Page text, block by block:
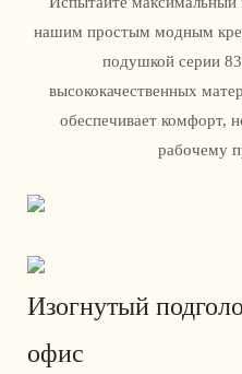
нашим простым модным
подушкой серии
высококачественных
обеспечивает комфорт,
рабочему
Изогнутый
офис